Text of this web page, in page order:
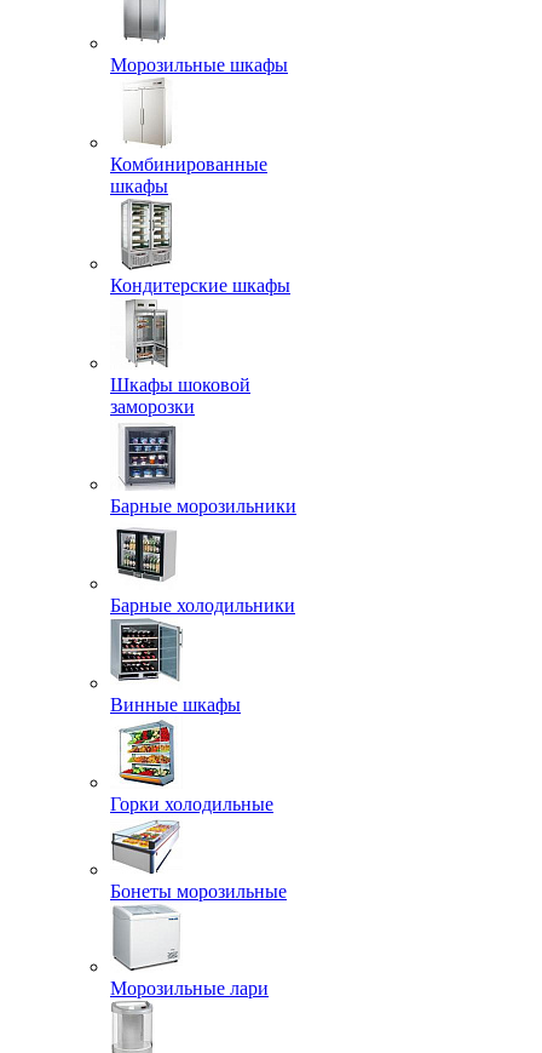
Морозильные шкафы
Комбинированные
шкафы
Кондитерские шкафы
Шкафы шоковой
заморозки
Барные морозильники
Барные холодильники
Винные шкафы
Горки холодильные
Бонеты морозильные
Морозильные лари